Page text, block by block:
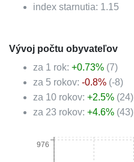
index starnutia: 1.15
Vývoj počtu obyvateľov
za 1 rok: +0.73% (7)
za 5 rokov: -0.8% (-8)
za 10 rokov: +2.5% (24)
za 23 rokov: +4.6% (43)
976